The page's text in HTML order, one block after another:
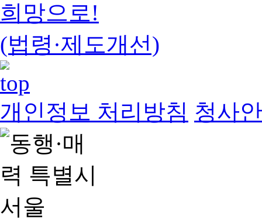
희망으로!
(법령·제도개선)
개인정보 처리방침 청사